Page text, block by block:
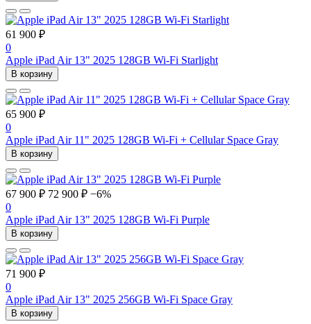
61 900 ₽
0
Apple iPad Air 13" 2025 128GB Wi-Fi Starlight
В корзину
65 900 ₽
0
Apple iPad Air 11" 2025 128GB Wi-Fi + Cellular Space Gray
В корзину
67 900 ₽ 72 900 ₽ −6%
0
Apple iPad Air 13" 2025 128GB Wi-Fi Purple
В корзину
71 900 ₽
0
Apple iPad Air 13" 2025 256GB Wi-Fi Space Gray
В корзину